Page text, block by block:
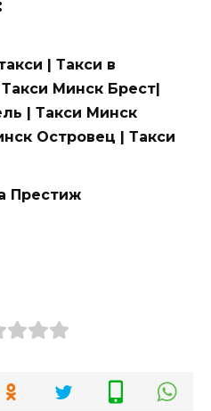
| Такси в
Минск Брест|
| Такси Минск
Островец | Такси
Престиж